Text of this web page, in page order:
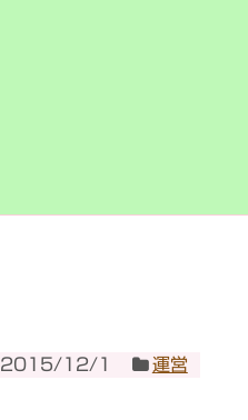
2015/12/1 運営